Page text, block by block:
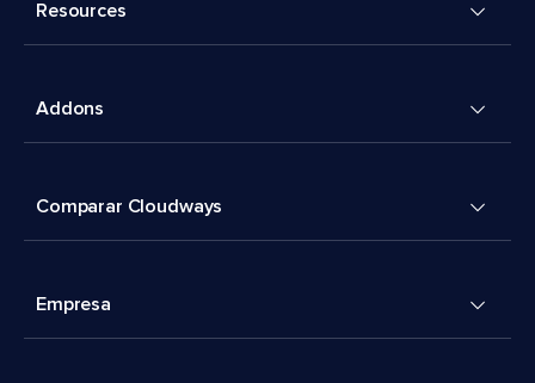
Resources
Addons
Comparar Cloudways
Empresa